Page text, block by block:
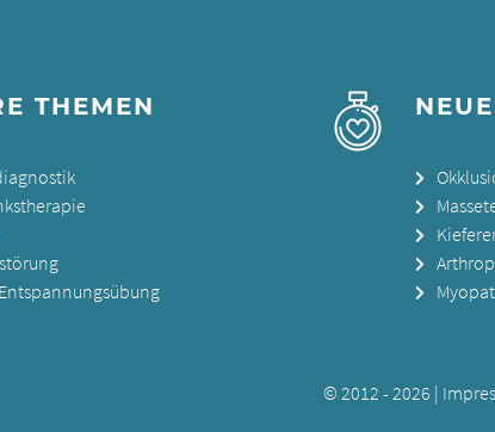
THEMEN
© 2012 - 2026 |